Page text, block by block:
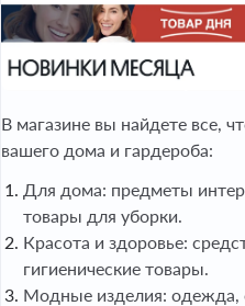
В магазине вы найдете все,
вашего дома и гардероба:
Для дома: предметы
товары для уборки.
Красота и здоровье:
гигиенические товары.
Модные изделия: одежда,